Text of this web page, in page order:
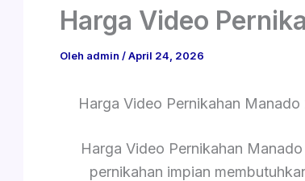
Harga Video
Oleh admin /April 24, 2026
Harga Video Pernikahan
Harga Video Pernikahan Manado
pernikahan impian